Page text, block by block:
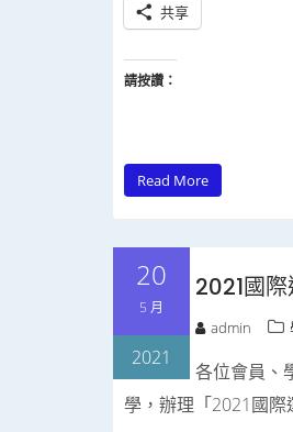
共享
請按讚：
Read More
20
5 月
2021
2021國
admin
各位會員、
學，辦理「2021國際